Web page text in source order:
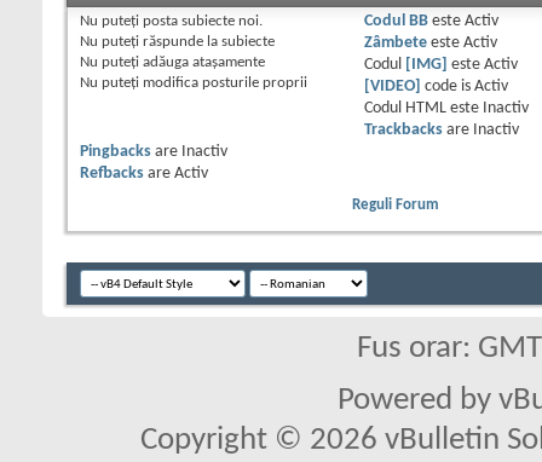
Nu puteţi posta subiecte noi.
Nu puteţi răspunde la subiecte
Nu puteţi adăuga ataşamente
Nu puteţi modifica posturile proprii
Codul BBeste Activ
Zâmbeteeste Activ
Codul
[IMG] este Activ
[VIDEO] code is Activ
Codul HTML este
Inactiv
Trackbacksare
Inactiv
Pingbacks are
Inactiv
Refbacks are Activ
Reguli Forum
Fus orar:
Powered by
Copyright © 2026 vBulletin